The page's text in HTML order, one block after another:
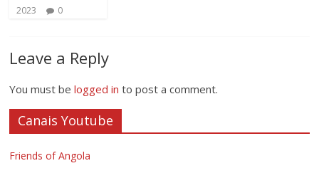
2023
0
Leave a Reply
You must belogged in to post a comment.
Canais Youtube
Friends of Angola